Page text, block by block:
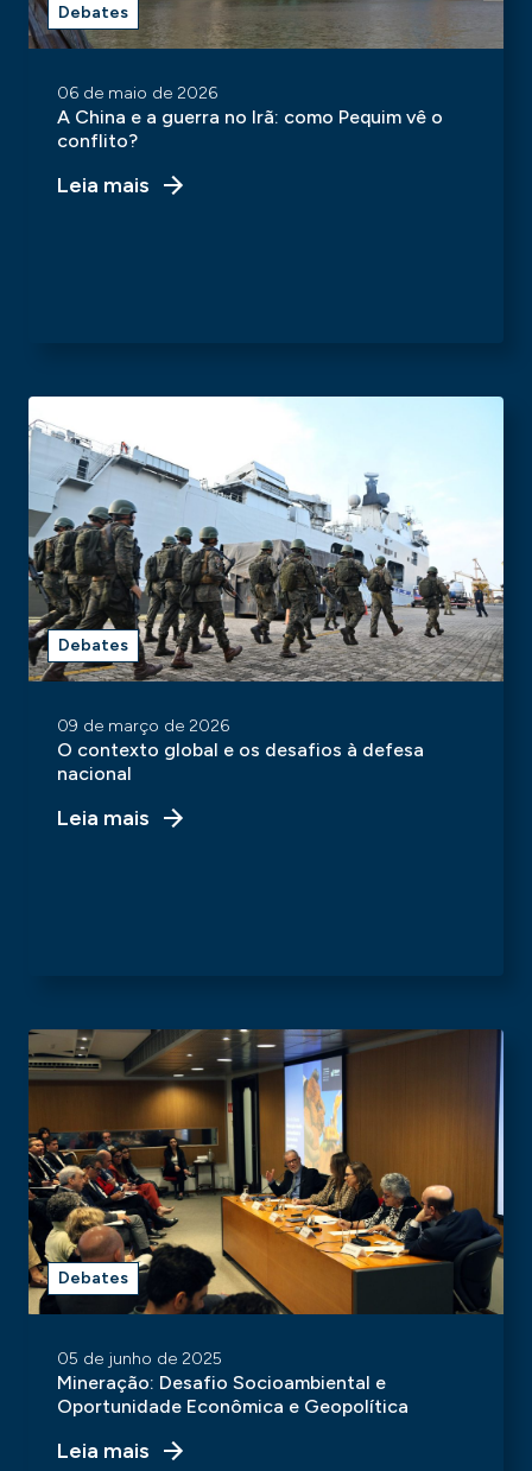
Debates
06 de maio de 2026
A China e a guerra no Irã: como Pequim vê o
conflito?
Leia mais
Debates
09 de março de 2026
O contexto global e os desafios à defesa
nacional
Leia mais
Debates
05 de junho de 2025
Mineração: Desafio Socioambiental e
Oportunidade Econômica e Geopolítica
Leia mais